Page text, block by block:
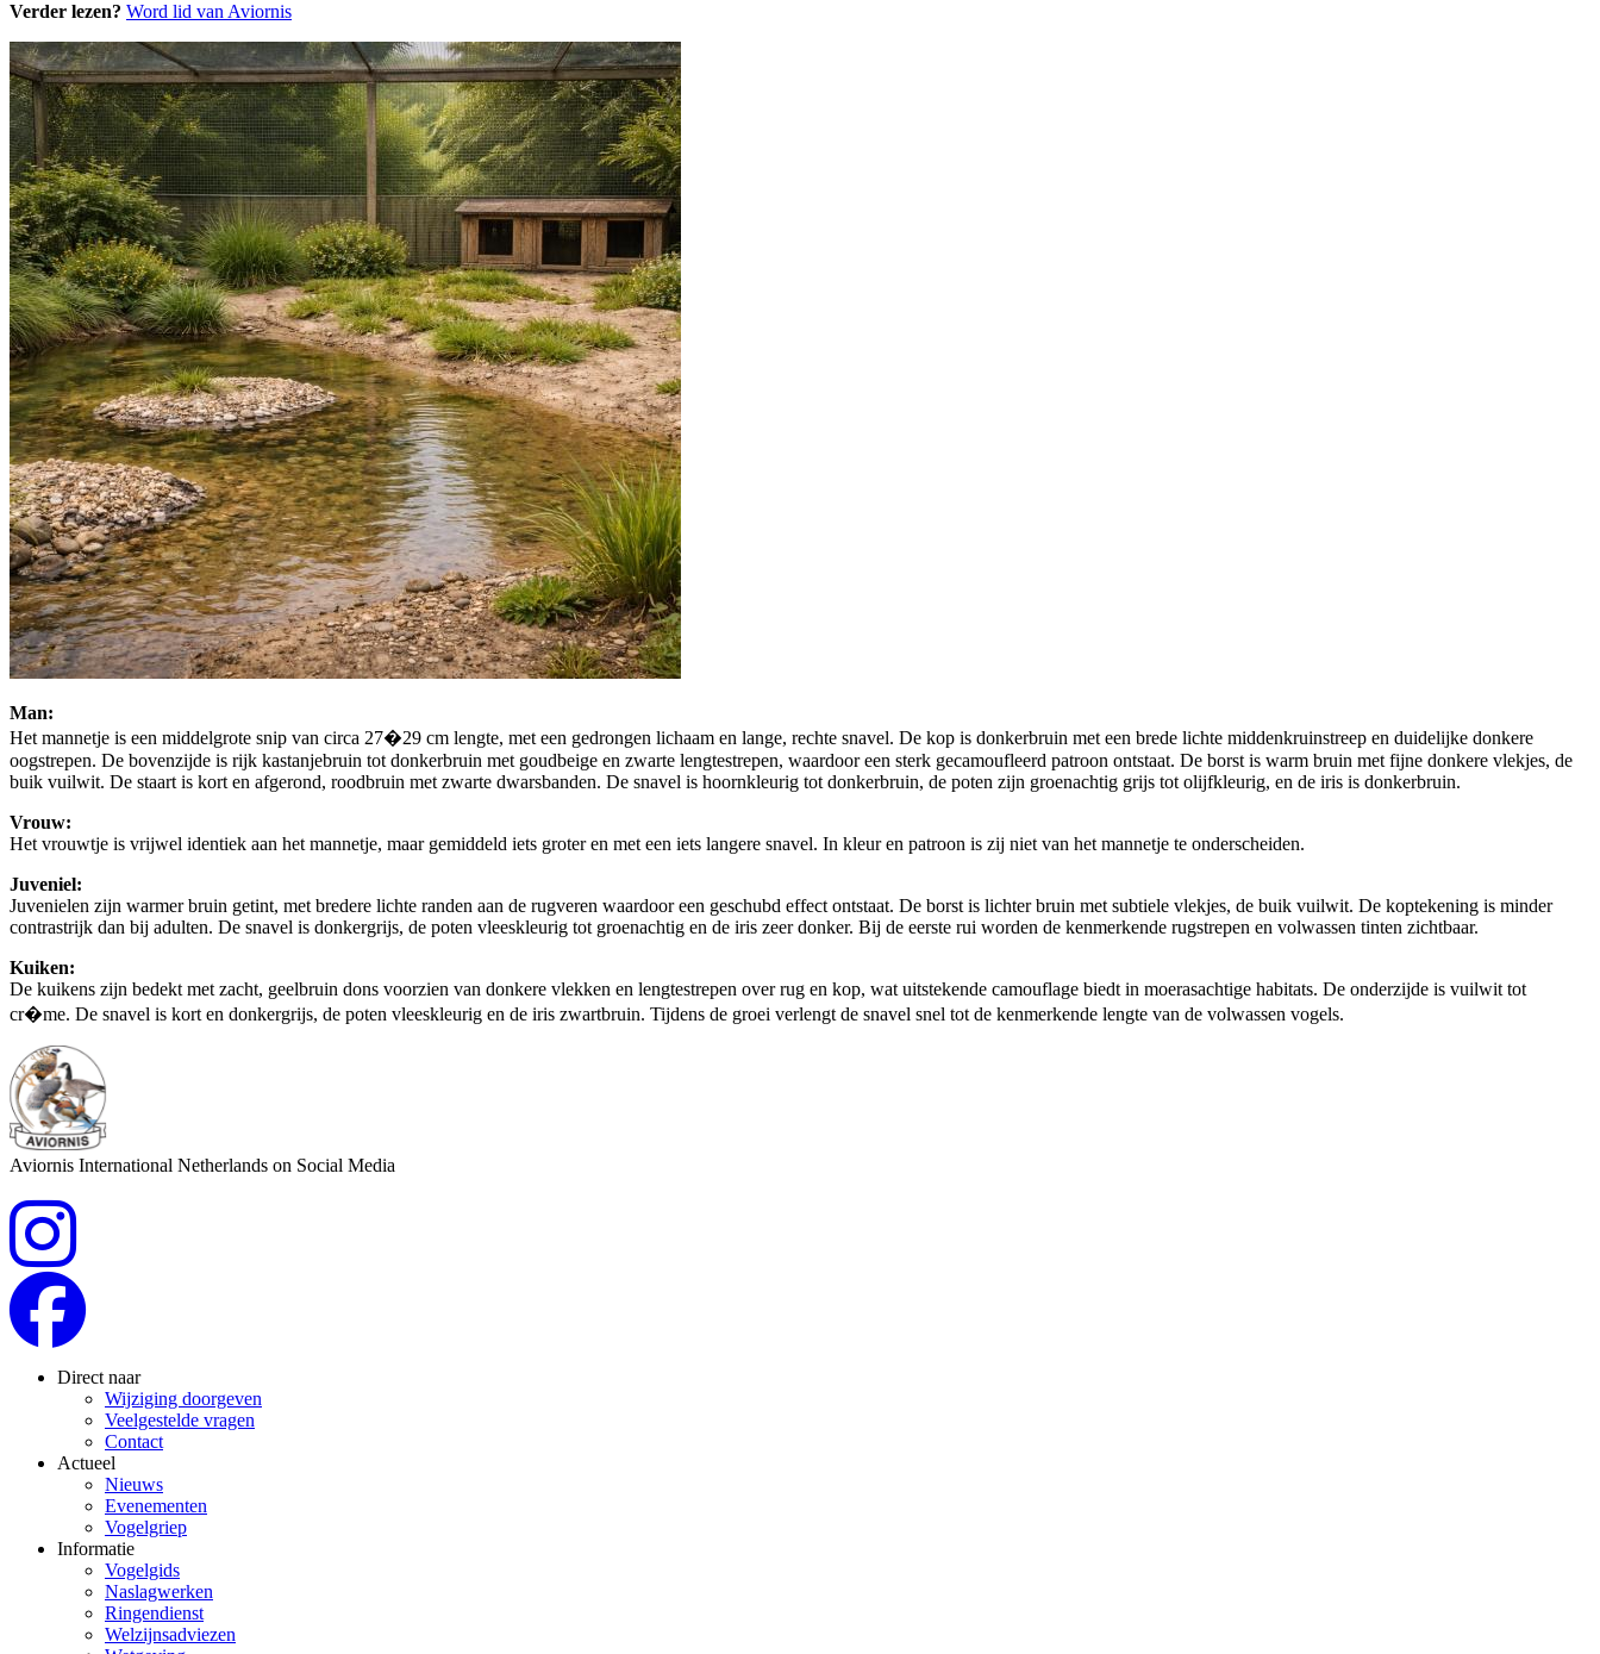
Verder lezen? Word lid van Aviornis
Man:
Het mannetje is een middelgrote snip van circa 27�29 cm lengte, met een gedrongen lichaam en lange, rechte snavel. De kop is donkerbruin met een brede lichte middenkruinstreep en duidelijke donkere
oogstrepen. De bovenzijde is rijk kastanjebruin tot donkerbruin met goudbeige en zwarte lengtestrepen, waardoor een sterk gecamoufleerd patroon ontstaat. De borst is warm bruin met fijne donkere vlekjes, de
buik vuilwit. De staart is kort en afgerond, roodbruin met zwarte dwarsbanden. De snavel is hoornkleurig tot donkerbruin, de poten zijn groenachtig grijs tot olijfkleurig, en de iris is donkerbruin.
Vrouw:
Het vrouwtje is vrijwel identiek aan het mannetje, maar gemiddeld iets groter en met een iets langere snavel. In kleur en patroon is zij niet van het mannetje te onderscheiden.
Juveniel:
Juvenielen zijn warmer bruin getint, met bredere lichte randen aan de rugveren waardoor een geschubd effect ontstaat. De borst is lichter bruin met subtiele vlekjes, de buik vuilwit. De koptekening is minder
contrastrijk dan bij adulten. De snavel is donkergrijs, de poten vleeskleurig tot groenachtig en de iris zeer donker. Bij de eerste rui worden de kenmerkende rugstrepen en volwassen tinten zichtbaar.
Kuiken:
De kuikens zijn bedekt met zacht, geelbruin dons voorzien van donkere vlekken en lengtestrepen over rug en kop, wat uitstekende camouflage biedt in moerasachtige habitats. De onderzijde is vuilwit tot
cr�me. De snavel is kort en donkergrijs, de poten vleeskleurig en de iris zwartbruin. Tijdens de groei verlengt de snavel snel tot de kenmerkende lengte van de volwassen vogels.
Aviornis International Netherlands on Social Media
Direct naar
Wijziging doorgeven
Veelgestelde vragen
Contact
Actueel
Nieuws
Evenementen
Vogelgriep
Informatie
Vogelgids
Naslagwerken
Ringendienst
Welzijnsadviezen